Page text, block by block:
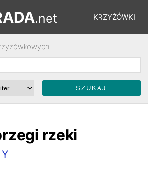
KRZYŻÓWKI
ŁAMIGŁÓWKI
.net
rzeki
Y